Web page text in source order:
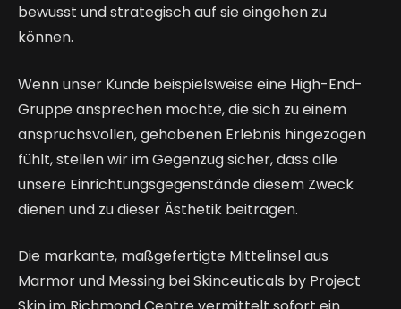
bewusst und strategisch auf sie eingehen zu
können.
Wenn unser Kunde beispielsweise eine High-End-
Gruppe ansprechen möchte, die sich zu einem
anspruchsvollen, gehobenen Erlebnis hingezogen
fühlt, stellen wir im Gegenzug sicher, dass alle
unsere Einrichtungsgegenstände diesem Zweck
dienen und zu dieser Ästhetik beitragen.
Die markante, maßgefertigte Mittelinsel aus
Marmor und Messing bei Skinceuticals by Project